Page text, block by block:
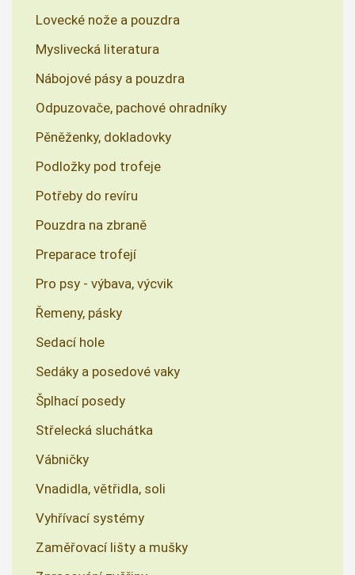
Lovecké nože a pouzdra
Myslivecká literatura
Nábojové pásy a pouzdra
Odpuzovače, pachové ohradníky
Pěněženky, dokladovky
Podložky pod trofeje
Potřeby do revíru
Pouzdra na zbraně
Preparace trofejí
Pro psy - výbava, výcvik
Řemeny, pásky
Sedací hole
Sedáky a posedové vaky
Šplhací posedy
Střelecká sluchátka
Vábničky
Vnadidla, větřidla, soli
Vyhřívací systémy
Zaměřovací lišty a mušky